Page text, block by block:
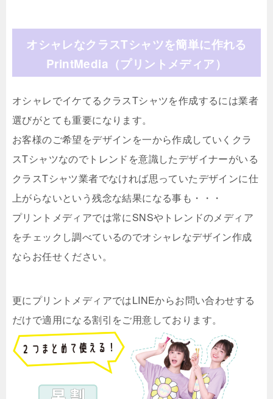
オシャレなクラスTシャツを簡単に作れる
PrintMedia（プリントメディア）
オシャレでイケてるクラスTシャツを作成するには業者
選びがとても重要になります。
お客様のご希望をデザインを一から作成していくクラ
スTシャツなのでトレンドを意識したデザイナーがいる
クラスTシャツ業者でなければ思っていたデザインに仕
上がらないという残念な結果になる事も・・・
プリントメディアでは常にSNSやトレンドのメディア
をチェックし調べているのでオシャレなデザイン作成
ならお任せください。
更にプリントメディアではLINEからお問い合わせする
だけで適用になる割引をご用意しております。